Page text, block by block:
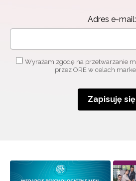
Adres e-mail:
Wyrażam zgodę na przetwarzanie
przez ORE w celach
Zapisuję się